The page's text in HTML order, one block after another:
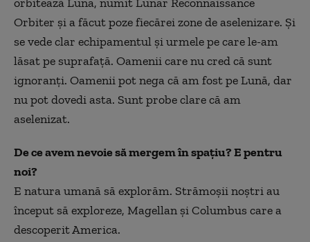
Orbiter și a făcut poze fiecărei zone de aselenizare. Și
se vede clar echipamentul și urmele pe care le-am
lăsat pe suprafață. Oamenii care nu cred că sunt
ignoranți. Oamenii pot nega că am fost pe Lună, dar
nu pot dovedi asta. Sunt probe clare că am
aselenizat.
De ce avem nevoie să mergem în spațiu? E pentru
noi?
E natura umană să explorăm. Strămoșii noștri au
început să exploreze, Magellan și Columbus care a
descoperit America.